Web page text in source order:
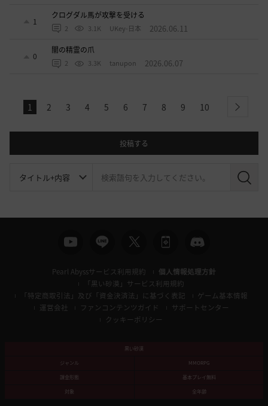
1
クログダル馬が攻撃を受ける
2 3.1K UKey-日本 2026.06.11
0
闇の精霊の爪
2 3.3K tanupon 2026.06.07
1 2 3 4 5 6 7 8 9 10 next
投稿する
検
Pearl Abyssサービス利用規約
個人情報処理方針
「黒い砂漠」サービス利用規約
「特定商取引法」及び「資金決済法」に基づく表記
ゲーム基本情報
運営会社
ファンコンテンツガイド
サポートセンター
クッキーポリシー
黒い砂漠
ジャンル
MMORPG
課金形態
基本プレイ無料
対象
全年齢